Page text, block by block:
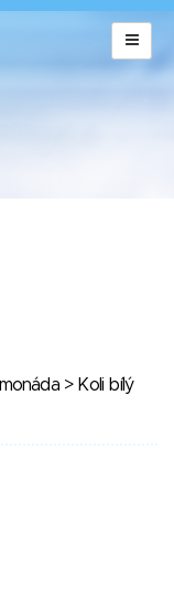
> Koli bílý